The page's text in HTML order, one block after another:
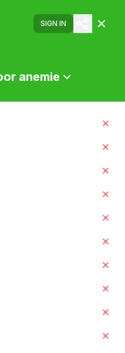
SIGN IN
anemie